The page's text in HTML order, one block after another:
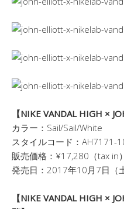
【NIKE VANDAL HIGH ×
カラー：Sail/Sail/White
スタイルコード：AH7171-
販売価格：¥17,280（tax in）
発売日：2017年10月7日（
【NIKE VANDAL HIGH ×